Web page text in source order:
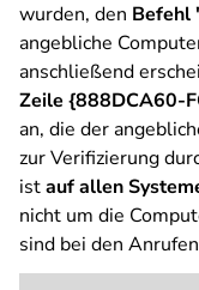
wurden, den Befehl
angebliche
anschließend
Zeile {888DCA60-
an, die der
zur Verifizierung
istauf allen
nicht um die
sind bei den